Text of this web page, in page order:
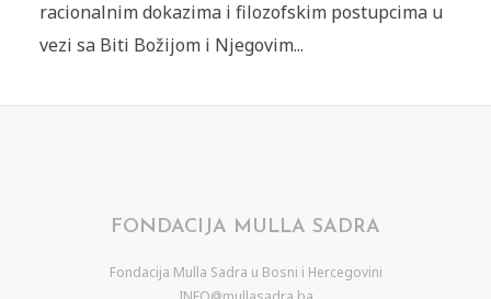
racionalnim dokazima i filozofskim postupcima u
vezi sa Biti Božijom i Njegovim...
FONDACIJA MULLA SADRA
Fondacija Mulla Sadra u Bosni i Hercegovini